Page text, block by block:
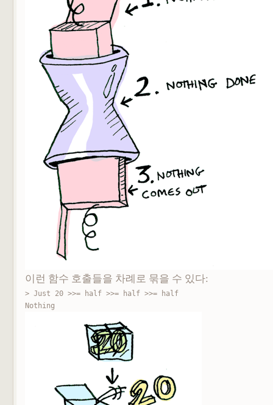
이런 함수 호출들을 차례로 묶을 수 있다:
> Just 20 >>= half >>= half >>= half
Nothing